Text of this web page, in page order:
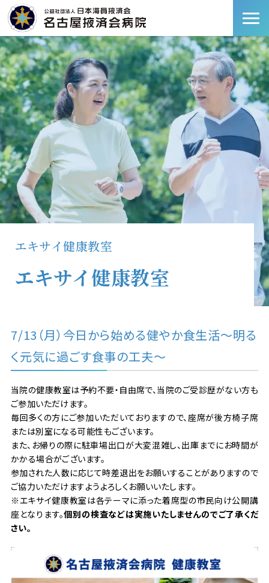
エキサイ健康教室
エキサイ健康教室
7/13（月）今日から始める健やか食生活～明る
く元気に過ごす食事の工夫～
当院の健康教室は予約不要・自由席で、当院のご受診歴がない方も
ご参加いただけます。
毎回多くの方にご参加いただいておりますので、座席が後方椅子席
または別室になる可能性もございます。
また、お帰りの際に駐車場出口が大変混雑し、出庫までにお時間が
かかる場合がございます。
参加された人数に応じて時差退出をお願いすることがありますので
ご協力いただけますようよろしくお願いいたします。
※エキサイ健康教室は各テーマに添った着席型の市民向け公開講
座となります。個別の検査などは実施いたしませんのでご了承くだ
さい。